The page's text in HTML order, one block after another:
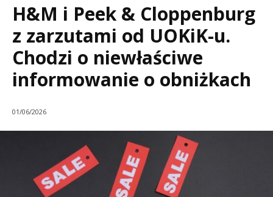
H&M i Peek & Cloppenburg
z zarzutami od UOKiK-u.
Chodzi o niewłaściwe
informowanie o obniżkach
01/06/2026